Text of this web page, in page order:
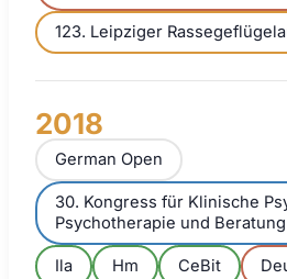
123. Leipziger
2018
German Open
30. Kongress für Klinische
Psychotherapie und Beratung
Ila Hm CeBit